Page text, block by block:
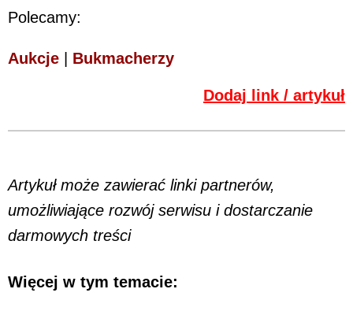
Polecamy:
Aukcje Bukmacherzy
Dodaj link / artykuł
Artykuł może zawierać linki partnerów,
umożliwiające rozwój serwisu i dostarczanie
darmowych treści
Więcej w tym temacie: